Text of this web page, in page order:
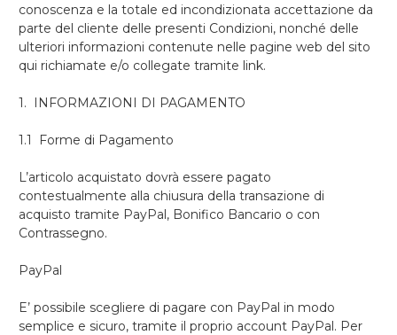
conoscenza e la totale ed incondizionata accettazione da
parte del cliente delle presenti Condizioni, nonché delle
ulteriori informazioni contenute nelle pagine web del sito
qui richiamate e/o collegate tramite link.
1. INFORMAZIONI DI PAGAMENTO
1.1 Forme di Pagamento
L’articolo acquistato dovrà essere pagato
contestualmente alla chiusura della transazione di
acquisto tramite PayPal, Bonifico Bancario o con
Contrassegno.
PayPal
E’ possibile scegliere di pagare con PayPal in modo
semplice e sicuro, tramite il proprio account PayPal. Per